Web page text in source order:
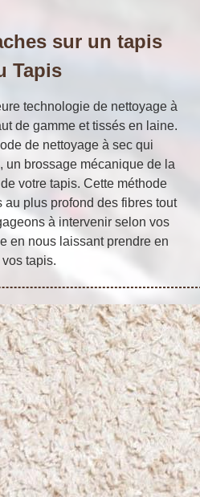
sur un tapis
Tapis
technologie de nettoyage à
de gamme et tissés en laine.
de nettoyage à sec qui
un brossage mécanique de la
votre tapis. Cette méthode
plus profond des fibres tout
à intervenir selon vos
en nous laissant prendre en
tapis.